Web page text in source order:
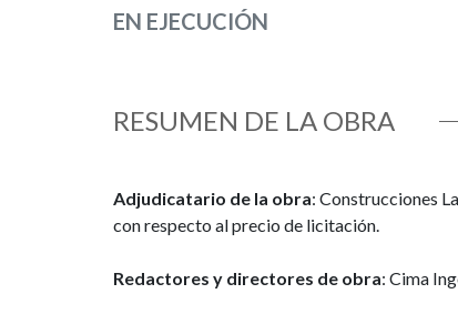
EN EJECUCIÓN
RESUMEN DE LA OBRA
Adjudicatario de la obra: Construcciones
con respecto al precio de licitación.
Redactores y directores de obra: Cima